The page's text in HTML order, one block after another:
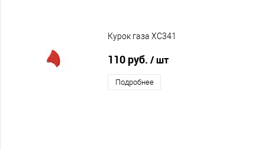
Курок газа XC341
110 руб. / шт
Подробнее